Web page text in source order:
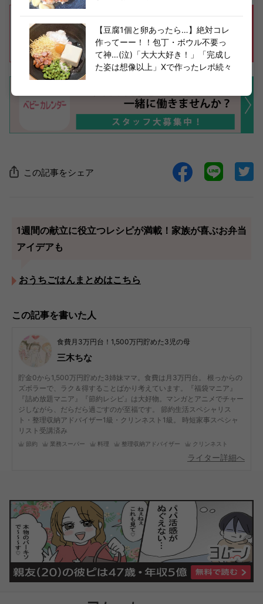
この記事をシェア
1週間の献立に役立つレシピが満載！家族が喜ぶお弁当
アイデアも
おうちごはんまとめはこちら
この記事を書いた人
食費月3万円台！1,500万円貯めた3児の母
三木ちな
貯金0から1,500万円貯めた3姉妹ママ。食費は月3万円台。 根っからの
ズボラーで、ラク＆得することばかり考えています。『福袋マニア』
『詰め放題マニア』『節約レシピ』は大好物。マンガとアニメでチャー
ジしながら、だらだら過ごすのが至福です。 節約生活スペシャリス
ト・整理収納アドバイザー1級・クリンネスト1級。 時短家事スペシャ
リスト受講済み
節約 業務スーパー 料理 整理収納アドバイザー クリンネスト
ライター詳細へ
【豆腐1個と卵あったら…】絶対コレ
作ってーー！！包丁・ボウル不要っ
て神…(泣)「大大大好き！」「完成し
た姿は想像以上」Xで作ったレポ続々